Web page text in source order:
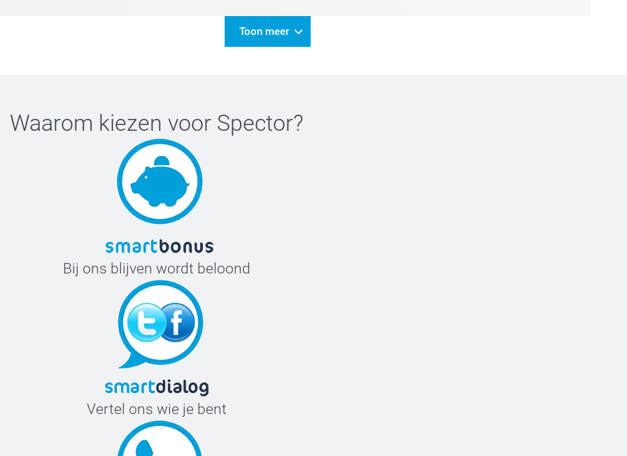
Toon meer
Waarom kiezen voor Spector?
Bij ons blijven wordt beloond
Vertel ons wie je bent